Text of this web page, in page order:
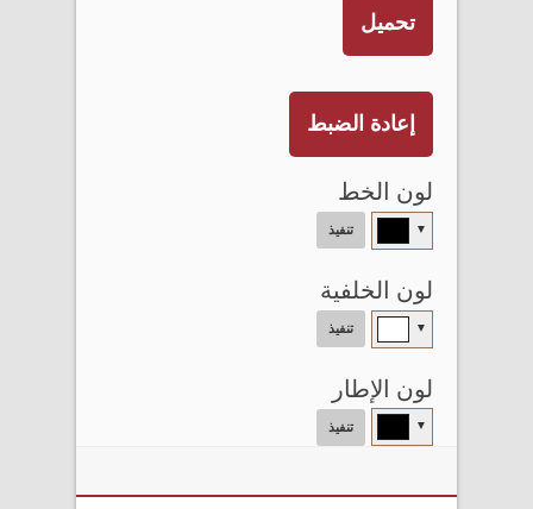
تحميل
إعادة الضبط
لون الخط
▼ تنفيذ
لون الخلفية
▼ تنفيذ
لون الإطار
▼ تنفيذ